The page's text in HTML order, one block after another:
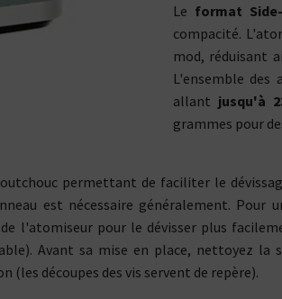
Si
Saveur
// TOUTES NOS MARQUES
FILS RÉSISTIFS
COEUR
ÉCOS
COUPS DECOEUR
PRIXÉCOS
TOPVENTE
PRIX ÉCOS
Le format
compacité.
mod, réduisant
L'ensemble des
allant jusqu'à
grammes pour
permettant de faciliter le
est nécessaire généralement. Pour
de l'atomiseur pour le dévisser plus
Avant sa mise en place, nettoyez
(les découpes des vis servent de repère).